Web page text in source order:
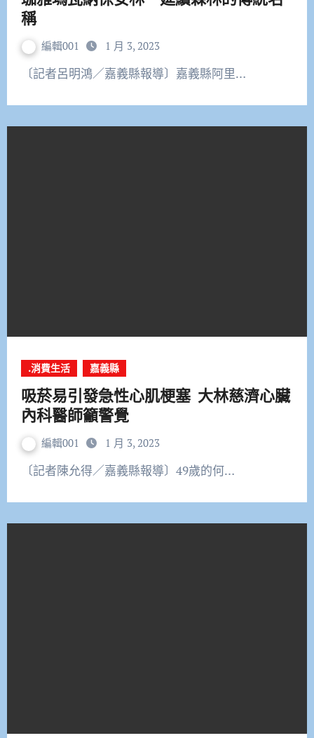
稱
編輯001 1 月 3, 2023
〔記者呂明鴻／嘉義縣報導〕嘉義縣阿里…
.消費生活 嘉義縣
吸菸易引發急性心肌梗塞 大林慈濟心臟
內科醫師籲警覺
編輯001 1 月 3, 2023
〔記者陳允得／嘉義縣報導〕49歲的何…